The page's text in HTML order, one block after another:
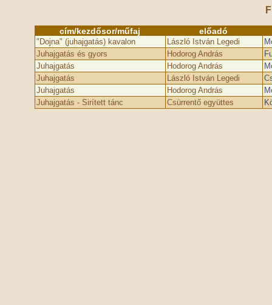
cím/kezdősor/műfaj előadó
"Dojna" (juhajgatás) kavalon László István Legedi
Juhajgatás és gyors
Hodorog András
Juhajgatás
Hodorog András
Juhajgatás
László István Legedi
Juhajgatás
Hodorog András
Juhajgatás - Sirített tánc
Csürrentő együttes